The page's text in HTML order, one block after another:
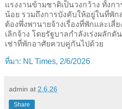
แรงงานข้ามชาติเป็นวงกว้าง ทั้งก
น้อย รวมถึงการบังคับให้อยู่ในที่พัก
ต้องพึ่งพานายจ้างเรื่องที่พักและเสี่
เลิกจ้าง โดยรัฐบาลกำลังเร่งผลัก
เช่าที่พักอาศัยควบคู่กันไปด้วย
ที่มา: NL Times, 2/6/2026
admin at 2.6.26
Share